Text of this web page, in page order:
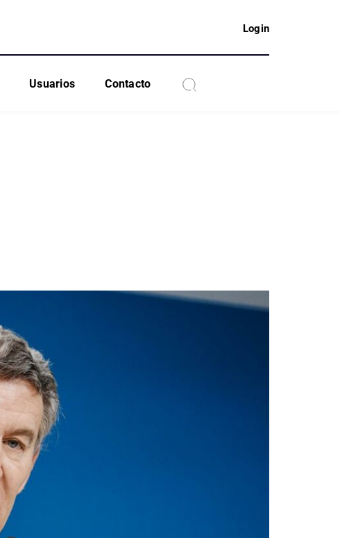
Login
Usuarios Contacto